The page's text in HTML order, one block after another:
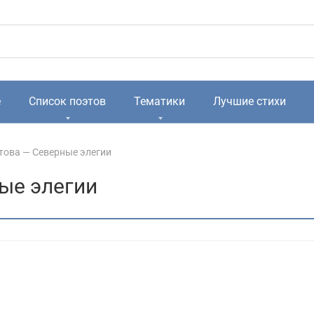
Список поэтов Тематики Лучшие стихи
— Северные элегии
элегии